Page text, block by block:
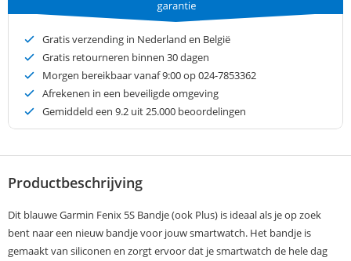
Gratis verzending in Nederland en België
Gratis retourneren binnen 30 dagen
Morgen bereikbaar vanaf 9:00 op 024-7853362
Afrekenen in een beveiligde omgeving
Gemiddeld een 9.2 uit 25.000 beoordelingen
Productbeschrijving
Dit blauwe Garmin Fenix 5S Bandje (ook Plus) is ideaal als je op zoek
bent naar een nieuw bandje voor jouw smartwatch. Het bandje is
gemaakt van siliconen en zorgt ervoor dat je smartwatch de hele dag